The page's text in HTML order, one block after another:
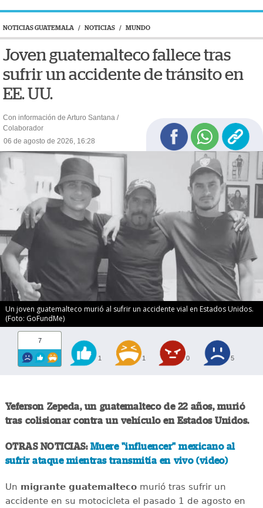
NOTICIAS GUATEMALA / NOTICIAS / MUNDO
Joven guatemalteco fallece tras
sufrir un accidente de tránsito en
EE. UU.
Con información de Arturo Santana /
Colaborador
06 de agosto de 2026, 16:28
Un joven guatemalteco murió al sufrir un accidente vial en Estados Unidos.
(Foto: GoFundMe)
7
1 1 0 5
Yeferson Zepeda, un guatemalteco de 22 años, murió
tras colisionar contra un vehículo en Estados Unidos.
OTRAS NOTICIAS: Muere "influencer" mexicano al
sufrir ataque mientras transmitía en vivo (video)
Un migrante guatemaltecomurió tras sufrir un
accidente en su motocicleta el pasado 1 de agosto en